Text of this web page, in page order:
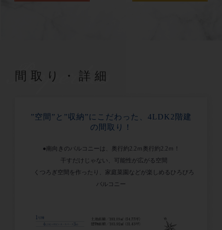
間取り・詳細
”空間”と”収納”にこだわった、4LDK2階建
の間取り！
●南向きのバルコニーは、奥行約2.2ｍ奥行約2.2ｍ！
干すだけじゃない、可能性が広がる空間
くつろぎ空間を作ったり、家庭菜園などが楽しめるひろびろ